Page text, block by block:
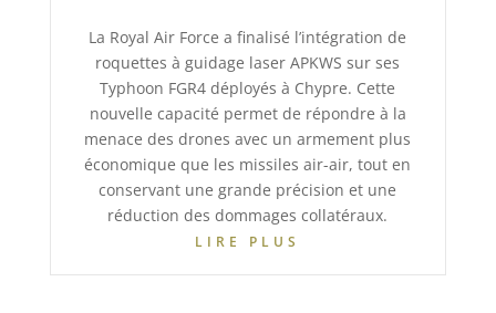
La Royal Air Force a finalisé l’intégration de
roquettes à guidage laser APKWS sur ses
Typhoon FGR4 déployés à Chypre. Cette
nouvelle capacité permet de répondre à la
menace des drones avec un armement plus
économique que les missiles air-air, tout en
conservant une grande précision et une
réduction des dommages collatéraux.
LIRE PLUS